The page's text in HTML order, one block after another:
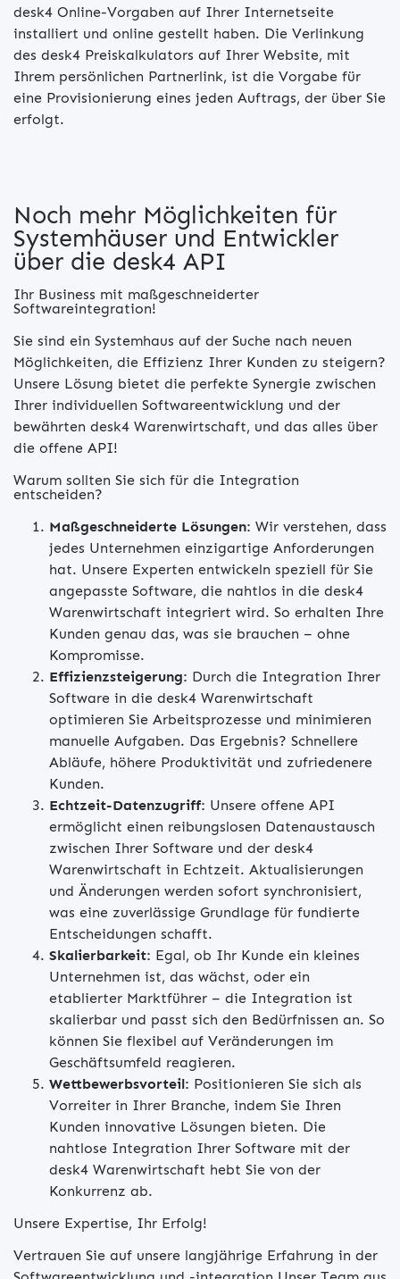
desk4 Online-Vorgaben auf Ihrer Internetseite
installiert und online gestellt haben. Die Verlinkung
des desk4 Preiskalkulators auf Ihrer Website, mit
Ihrem persönlichen Partnerlink, ist die Vorgabe für
eine Provisionierung eines jeden Auftrags, der über Sie
erfolgt.
Noch mehr Möglichkeiten für
Systemhäuser und Entwickler
über die desk4 API
Ihr Business mit maßgeschneiderter
Softwareintegration!
Sie sind ein Systemhaus auf der Suche nach neuen
Möglichkeiten, die Effizienz Ihrer Kunden zu steigern?
Unsere Lösung bietet die perfekte Synergie zwischen
Ihrer individuellen Softwareentwicklung und der
bewährten desk4 Warenwirtschaft, und das alles über
die offene API!
Warum sollten Sie sich für die Integration
entscheiden?
Maßgeschneiderte Lösungen: Wir verstehen, dass
jedes Unternehmen einzigartige Anforderungen
hat. Unsere Experten entwickeln speziell für Sie
angepasste Software, die nahtlos in die desk4
Warenwirtschaft integriert wird. So erhalten Ihre
Kunden genau das, was sie brauchen – ohne
Kompromisse.
Effizienzsteigerung: Durch die Integration Ihrer
Software in die desk4 Warenwirtschaft
optimieren Sie Arbeitsprozesse und minimieren
manuelle Aufgaben. Das Ergebnis? Schnellere
Abläufe, höhere Produktivität und zufriedenere
Kunden.
Echtzeit-Datenzugriff: Unsere offene API
ermöglicht einen reibungslosen Datenaustausch
zwischen Ihrer Software und der desk4
Warenwirtschaft in Echtzeit. Aktualisierungen
und Änderungen werden sofort synchronisiert,
was eine zuverlässige Grundlage für fundierte
Entscheidungen schafft.
Skalierbarkeit: Egal, ob Ihr Kunde ein kleines
Unternehmen ist, das wächst, oder ein
etablierter Marktführer – die Integration ist
skalierbar und passt sich den Bedürfnissen an. So
können Sie flexibel auf Veränderungen im
Geschäftsumfeld reagieren.
Wettbewerbsvorteil: Positionieren Sie sich als
Vorreiter in Ihrer Branche, indem Sie Ihren
Kunden innovative Lösungen bieten. Die
nahtlose Integration Ihrer Software mit der
desk4 Warenwirtschaft hebt Sie von der
Konkurrenz ab.
Unsere Expertise, Ihr Erfolg!
Vertrauen Sie auf unsere langjährige Erfahrung in der